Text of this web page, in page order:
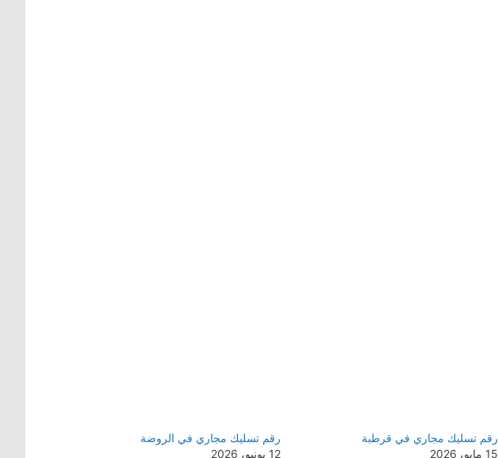
رقم تسليك مجاري في قرطبة
15 مايو، 2026
رقم تسليك مجاري في الروضة
12 يونيو، 2026